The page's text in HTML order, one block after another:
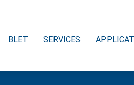
BLET SERVICES